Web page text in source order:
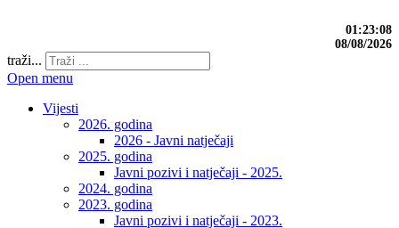
01:23:09
08/08/2026
traži...
Open menu
Vijesti
2026. godina
2026 - Javni natječaji
2025. godina
Javni pozivi i natječaji - 2025.
2024. godina
2023. godina
Javni pozivi i natječaji - 2023.